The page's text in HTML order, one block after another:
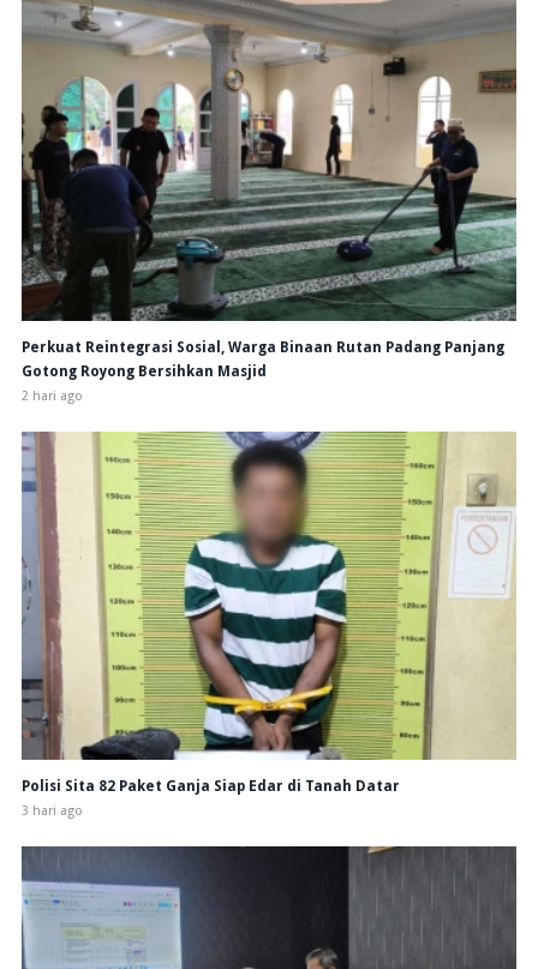
Perkuat Reintegrasi Sosial, Warga Binaan Rutan Padang Panjang
Gotong Royong Bersihkan Masjid
2 hari ago
Polisi Sita 82 Paket Ganja Siap Edar di Tanah Datar
3 hari ago